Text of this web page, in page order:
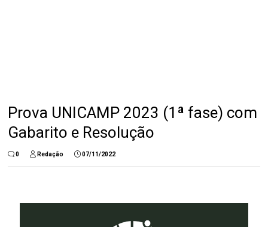
Prova UNICAMP 2023 (1ª fase) com
Gabarito e Resolução
0 Redação 07/11/2022